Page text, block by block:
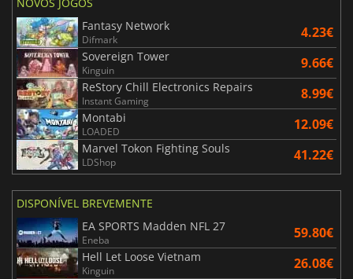
NOVOS JOGOS
Fantasy Network
Difmark 4.23€
Sovereign Tower
Kinguin 9.66€
ReStory Chill Electronics Repairs
Instant Gaming 8.99€
Montabi
LOADED 12.09€
Marvel Tokon Fighting Souls
LDShop 41.22€
DISPONÍVEL BREVEMENTE
EA SPORTS Madden NFL 27
Eneba 59.80€
Hell Let Loose Vietnam
Kinguin 26.08€